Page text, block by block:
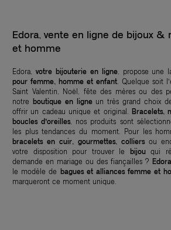
Edora, vente en ligne de bijoux &
et homme
Edora, votre bijouterie en ligne, propose une
pour femme, homme et enfant . Quelque soit
Saint Valentin, Noël, fête des mères ou des
notre boutique en ligneun très grand choix
offrir un cadeau unique et original. Bracelets,
boucles d’oreilles, nos produits sont
les plus tendances du moment. Pour les
bracelets en cuir, gourmettes, colliersou
votre disposition pour trouver le bijouqui
demande en mariage ou des fiançailles ?Edora
le modèle de bagues et alliances femme et
marqueront ce moment unique.